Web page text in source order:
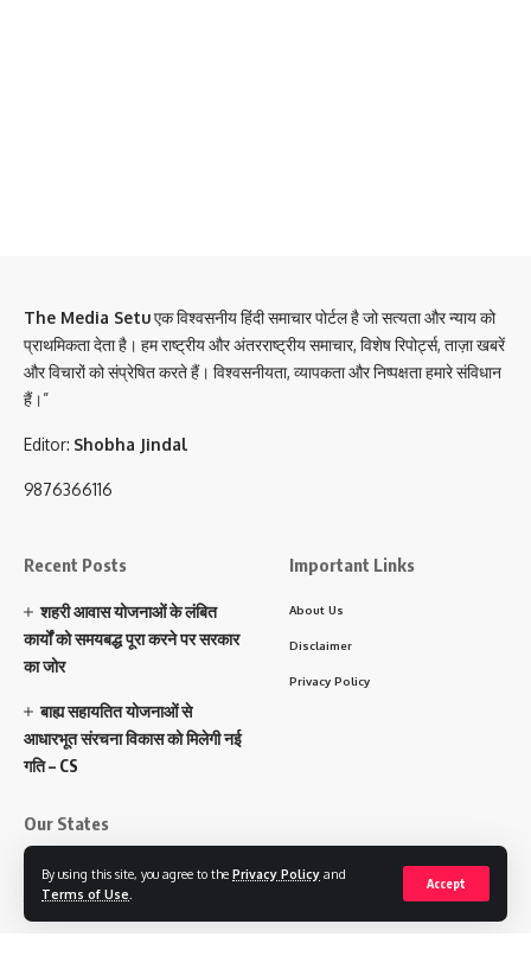
By using this site, you agree to the Privacy Policy and
Terms of Use
Accept
The Media Setuएक विश्वसनीय हिंदी समाचार पोर्टल है जो सत्यता और न्याय को
प्राथमिकता देता है। हम राष्ट्रीय और अंतरराष्ट्रीय समाचार, विशेष रिपोर्ट्स, ताज़ा खबरें
और विचारों को संप्रेषित करते हैं। विश्वसनीयता, व्यापकता और निष्पक्षता हमारे संविधान
हैं।”
Editor: Shobha Jindal
9876366116
Recent Posts
शहरी आवास योजनाओं के लंबित
कार्यों को समयबद्ध पूरा करने पर सरकार
का जोर
बाह्य सहायतित योजनाओं से
आधारभूत संरचना विकास को मिलेगी नई
गति – CS
Important Links
About Us
Disclaimer
Privacy Policy
Our States
पंजाब
हरियाणा